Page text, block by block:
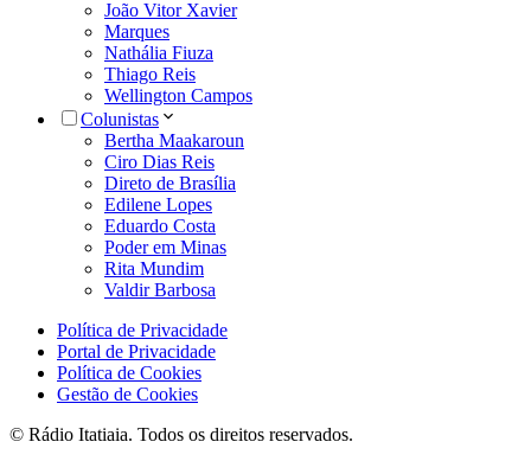
João Vitor Xavier
Marques
Nathália Fiuza
Thiago Reis
Wellington Campos
Colunistas
Bertha Maakaroun
Ciro Dias Reis
Direto de Brasília
Edilene Lopes
Eduardo Costa
Poder em Minas
Rita Mundim
Valdir Barbosa
Política de Privacidade
Portal de Privacidade
Política de Cookies
Gestão de Cookies
© Rádio Itatiaia. Todos os direitos reservados.